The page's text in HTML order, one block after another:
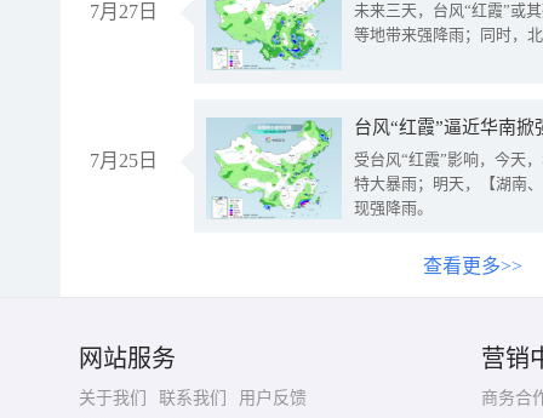
7月27日
未来三天，台风“红霞”或
等地带来强降雨；同时，
7月25日
台风“红霞”逼近华南
受台风“红霞”影响，今天
特大暴雨；明天，【湖南
现强降雨。
查看更多>>
网站服务
关于我们 联系我们
用户反馈
营销
商务合